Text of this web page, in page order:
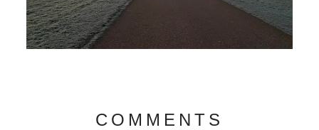
COMMENTS